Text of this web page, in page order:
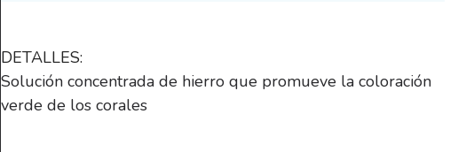
DETALLES:
Solución concentrada de hierro que promueve la coloración
verde de los corales